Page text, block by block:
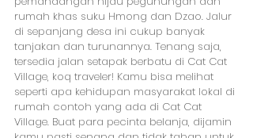
rumah khas suku Hmong dan Dzao. Jalur
di sepanjang desa ini cukup banyak
tanjakan dan turunannya. Tenang saja,
tersedia jalan setapak berbatu di Cat Cat
Village, koq traveler! Kamu bisa melihat
seperti apa kehidupan masyarakat lokal di
rumah contoh yang ada di Cat Cat
Village. Buat para pecinta belanja, dijamin